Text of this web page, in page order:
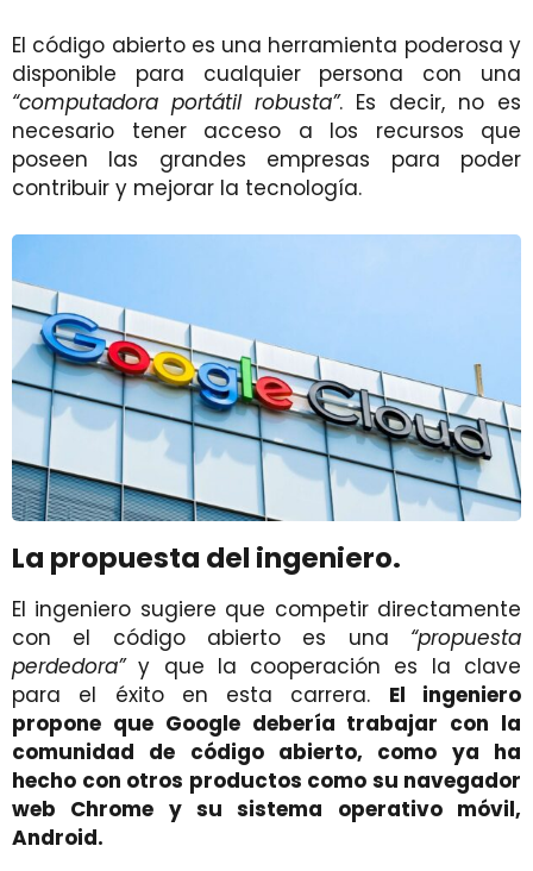
El código abierto es una herramienta poderosa y
disponible para cualquier persona con una
“computadora portátil robusta”. Es decir, no es
necesario tener acceso a los recursos que
poseen las grandes empresas para poder
contribuir y mejorar la tecnología.
La propuesta del ingeniero.
El ingeniero sugiere que competir directamente
con el código abierto es una “propuesta
perdedora”y que la cooperación es la clave
para el éxito en esta carrera. El ingeniero
propone que Google debería trabajar con la
comunidad de código abierto, como ya ha
hecho con otros productos como su navegador
web Chrome y su sistema operativo móvil,
Android.